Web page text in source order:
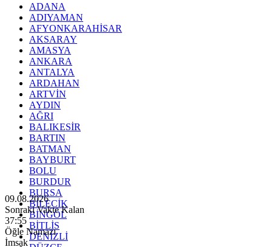
ADANA
ADIYAMAN
AFYONKARAHİSAR
AKSARAY
AMASYA
ANKARA
ANTALYA
ARDAHAN
ARTVİN
AYDIN
AĞRI
BALIKESİR
BARTIN
BATMAN
BAYBURT
BOLU
BURDUR
BURSA
BİLECİK
BİNGÖL
BİTLİS
DENİZLİ
09.08.2026
Sonraki Vakte Kalan
37:54
Öğle Namazı
İmsak